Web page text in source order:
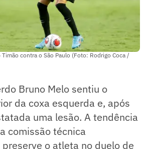
contra o São Paulo (Foto: Rodrigo Coca /
Bruno Melo sentiu o
da coxa esquerda e, após
uma lesão. A tendência
comissão técnica
preserve o atleta no duelo de